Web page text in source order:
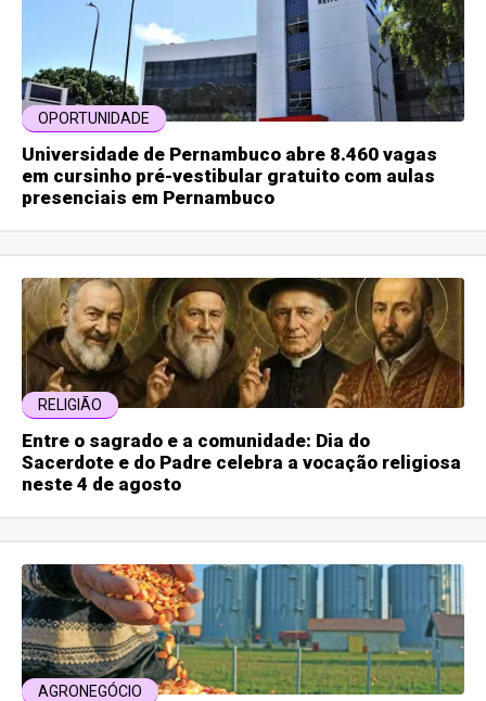
OPORTUNIDADE
Universidade de Pernambuco abre 8.460 vagas
em cursinho pré-vestibular gratuito com aulas
presenciais em Pernambuco
RELIGIÃO
Entre o sagrado e a comunidade: Dia do
Sacerdote e do Padre celebra a vocação religiosa
neste 4 de agosto
AGRONEGÓCIO